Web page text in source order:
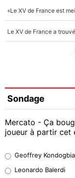
Sondage
Mercato - Ça
joueur à partir cet
38%
Geoffrey Kondogbia
Leonardo Balerdi